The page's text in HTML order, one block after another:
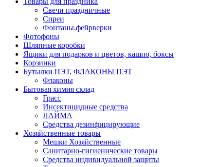
Свечи праздничные
Спреи
Фонтаны,фейрверки
Фотофоны
Шляпные коробки
Ящики для подарков и цветов, кашпо, боксы
Корзинки
Бутылки ПЭТ, ФЛАКОНЫ ПЭТ
Флаконы
Бытовая химия склад
Грасс
Инсектицидные средства
ЛАЙМА
Средства дезинфицирующие
Хозяйственные товары
Мешки Хозяйственные
Санитарно-гигиенические товары
Средства индивидуальной защиты